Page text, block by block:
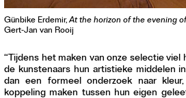
Günbike Erdemir,At the horizon of the evening
Gert-Jan van Rooij
“Tijdens het maken van onze selectie
de kunstenaars hun artistieke middelen
dan een formeel onderzoek naar
koppeling maken tussen hun eigen